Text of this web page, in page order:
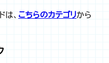
、 こちらのカテゴリから